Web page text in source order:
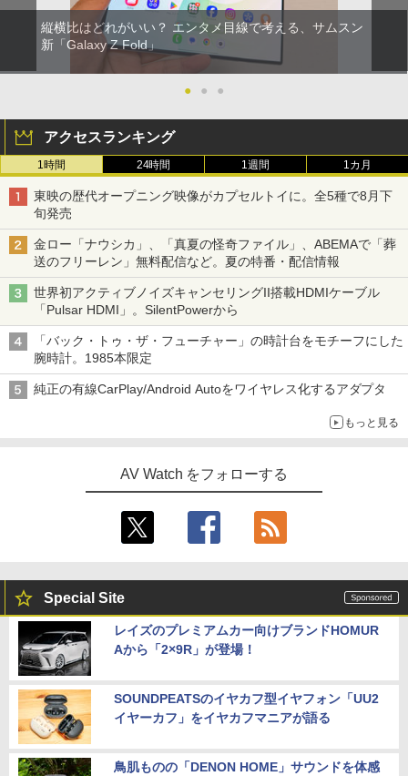
縦横比はどれがいい？ エンタメ目線で考える、サムスン
新「Galaxy Z Fold」
● ● ●
アクセスランキング
1時間 24時間 1週間 1カ月
東映の歴代オープニング映像がカプセルトイに。全5種で8月下
旬発売
金ロー「ナウシカ」、「真夏の怪奇ファイル」、ABEMAで「葬
送のフリーレン」無料配信など。夏の特番・配信情報
世界初アクティブノイズキャンセリングII搭載HDMIケーブル
「Pulsar HDMI」。SilentPowerから
「バック・トゥ・ザ・フューチャー」の時計台をモチーフにした
腕時計。1985本限定
純正の有線CarPlay/Android Autoをワイヤレス化するアダプタ
もっと見る
AV Watch をフォローする
Special Site
レイズのプレミアムカー向けブランドHOMUR
Aから「2×9R」が登場！
SOUNDPEATSのイヤカフ型イヤフォン「UU2
イヤーカフ」をイヤカフマニアが語る
鳥肌ものの「DENON HOME」サウンドを体感